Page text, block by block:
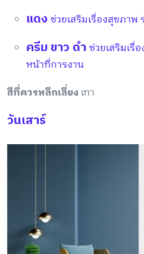
แดงช่วยเสริมเรื่องสุขภาพ
ครีม ขาว ดำช่วยเสริมเรื่
หน้าที่การงาน
สีที่ควรหลีกเลี่ยง เทา
วันเสาร์